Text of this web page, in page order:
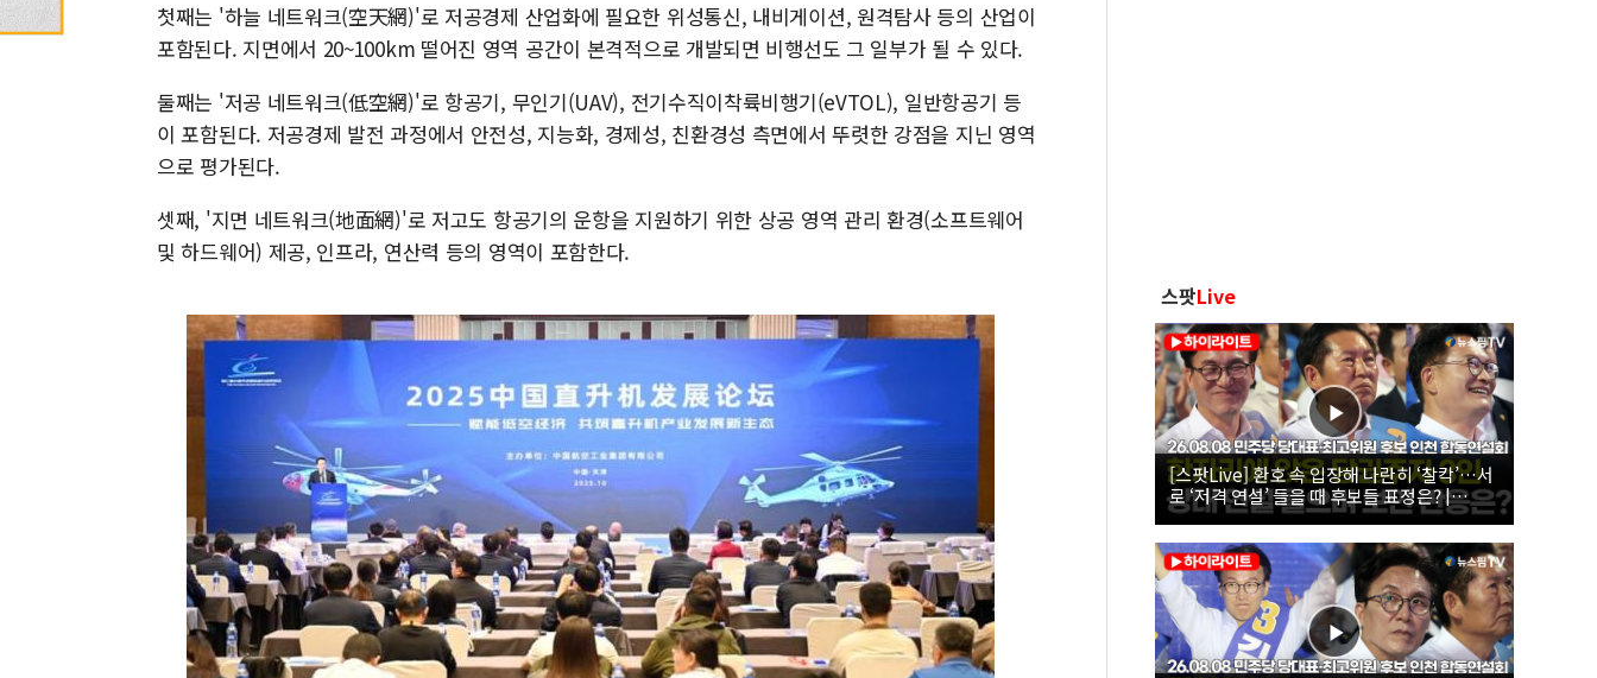
첫째는 '하늘 네트워크(空天網)'로 저공경제 산업화에 필요한 위성통신, 내비게이션, 원격탐사 등의 산업이
포함된다. 지면에서 20~100km 떨어진 영역 공간이 본격적으로 개발되면 비행선도 그 일부가 될 수 있다.
둘째는 '저공 네트워크(低空網)'로 항공기, 무인기(UAV), 전기수직이착륙비행기(eVTOL), 일반항공기 등
이 포함된다. 저공경제 발전 과정에서 안전성, 지능화, 경제성, 친환경성 측면에서 뚜렷한 강점을 지닌 영역
으로 평가된다.
셋째, '지면 네트워크(地面網)'로 저고도 항공기의 운항을 지원하기 위한 상공 영역 관리 환경(소프트웨어
및 하드웨어) 제공, 인프라, 연산력 등의 영역이 포함한다.
스팟Live
[스팟Live] 환호 속 입장해 나란히 ‘찰칵’…서
로 ‘저격 연설’ 들을 때 후보들 표정은? |
26.08.08 더불어민주당 당대표·최고위원 후
보 인천 합동연설회